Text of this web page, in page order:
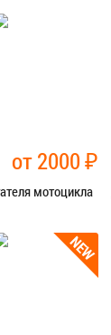
от 2000₽
мотоцикла